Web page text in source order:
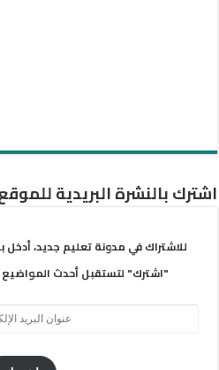
اشترك بالنشرة البريدية
للاشتراك في مدونة تعليم جديد، أدخل
"اشترك" لتستقبل أحدث المواضيع